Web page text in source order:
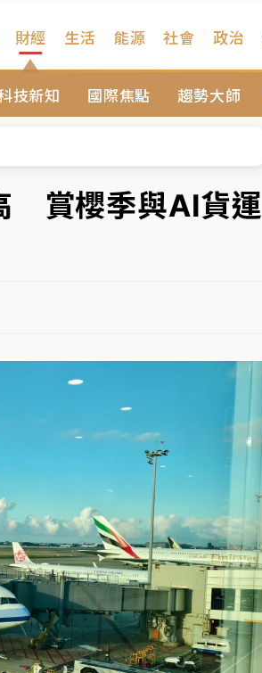
財經
技新知 國際焦點 趨勢大師
生活 能源 社會 政治
走弱
光
出延長至晚上7時
出延長至晚上7時
賞櫻季與AI貨運